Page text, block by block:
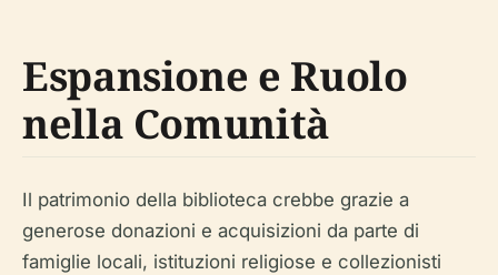
Espansione e Ruolo
nella Comunità
Il patrimonio della biblioteca crebbe grazie a
generose donazioni e acquisizioni da parte di
famiglie locali, istituzioni religiose e collezionisti